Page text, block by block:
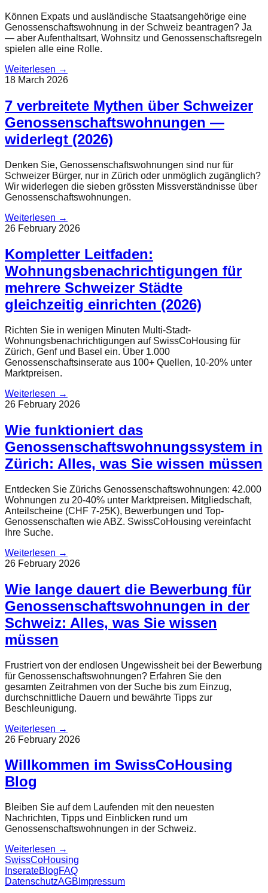
Können Expats und ausländische Staatsangehörige eine
Genossenschaftswohnung in der Schweiz beantragen? Ja
— aber Aufenthaltsart, Wohnsitz und Genossenschaftsregeln
spielen alle eine Rolle.
Weiterlesen →
18 March 2026
7 verbreitete Mythen über Schweizer
Genossenschaftswohnungen —
widerlegt (2026)
Denken Sie, Genossenschaftswohnungen sind nur für
Schweizer Bürger, nur in Zürich oder unmöglich zugänglich?
Wir widerlegen die sieben grössten Missverständnisse über
Genossenschaftswohnungen.
Weiterlesen →
26 February 2026
Kompletter Leitfaden:
Wohnungsbenachrichtigungen für
mehrere Schweizer Städte
gleichzeitig einrichten (2026)
Richten Sie in wenigen Minuten Multi-Stadt-
Wohnungsbenachrichtigungen auf SwissCoHousing für
Zürich, Genf und Basel ein. Über 1.000
Genossenschaftsinserate aus 100+ Quellen, 10-20% unter
Marktpreisen.
Weiterlesen →
26 February 2026
Wie funktioniert das
Genossenschaftswohnungssystem in
Zürich: Alles, was Sie wissen müssen
Entdecken Sie Zürichs Genossenschaftswohnungen: 42.000
Wohnungen zu 20-40% unter Marktpreisen. Mitgliedschaft,
Anteilscheine (CHF 7-25K), Bewerbungen und Top-
Genossenschaften wie ABZ. SwissCoHousing vereinfacht
Ihre Suche.
Weiterlesen →
26 February 2026
Wie lange dauert die Bewerbung für
Genossenschaftswohnungen in der
Schweiz: Alles, was Sie wissen
müssen
Frustriert von der endlosen Ungewissheit bei der Bewerbung
für Genossenschaftswohnungen? Erfahren Sie den
gesamten Zeitrahmen von der Suche bis zum Einzug,
durchschnittliche Dauern und bewährte Tipps zur
Beschleunigung.
Weiterlesen →
26 February 2026
Willkommen im SwissCoHousing
Blog
Bleiben Sie auf dem Laufenden mit den neuesten
Nachrichten, Tipps und Einblicken rund um
Genossenschaftswohnungen in der Schweiz.
Weiterlesen →
SwissCoHousing
InserateBlogFAQ
DatenschutzAGB Impressum